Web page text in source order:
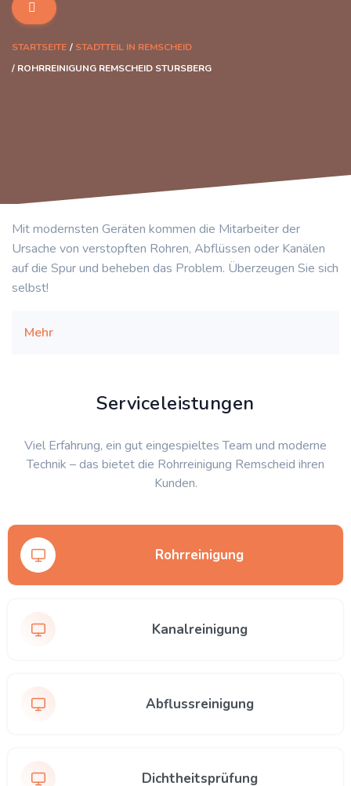
STARTSEITE
STADTTEIL IN REMSCHEID
ROHRREINIGUNG REMSCHEID STURSBERG
Mit modernsten Geräten kommen die Mitarbeiter der
Ursache von verstopften Rohren, Abflüssen oder Kanälen
auf die Spur und beheben das Problem. Überzeugen Sie sich
selbst!
Mehr
Serviceleistungen
Viel Erfahrung, ein gut eingespieltes Team und moderne
Technik – das bietet die Rohrreinigung Remscheid ihren
Kunden.
Rohrreinigung
Kanalreinigung
Abflussreinigung
Dichtheitsprüfung